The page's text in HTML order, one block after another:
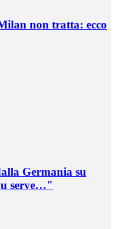
non tratta: ecco
Germania su
serve…"